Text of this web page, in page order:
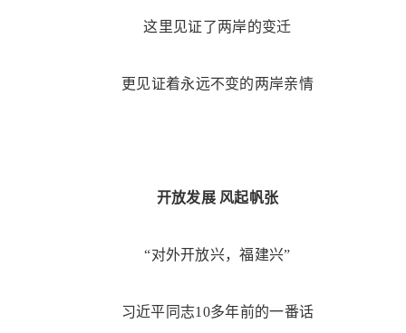
这里见证了两岸的变迁
更见证着永远不变的两岸亲情
开放发展 风起帆张
“对外开放兴，福建兴”
习近平同志10多年前的一番话